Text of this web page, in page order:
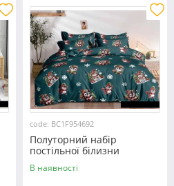
code: BC1F954692
Полуторний набір
постільної білизни
150*220 з Фланелі
№954692 Черешенька™
В наявності